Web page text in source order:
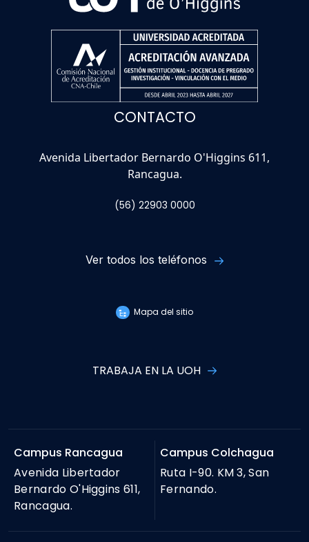
CONTACTO
Avenida Libertador Bernardo O'Higgins 611,
Rancagua.
(56) 22903 0000
Ver todos los teléfonos
Mapa del sitio
TRABAJA EN LA UOH
Campus Rancagua
Avenida Libertador
Bernardo O'Higgins 611,
Rancagua.
Campus Colchagua
Ruta I-90. KM 3, San
Fernando.